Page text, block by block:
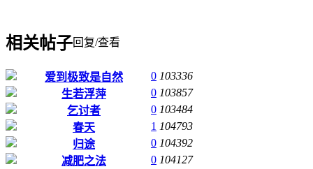
相关帖子回复/查看
爱到极致是自然 0 103336
生若浮萍
0 103857
乞讨者
0 103484
春天
1 104793
归途
0 104392
减肥之法
0 104127